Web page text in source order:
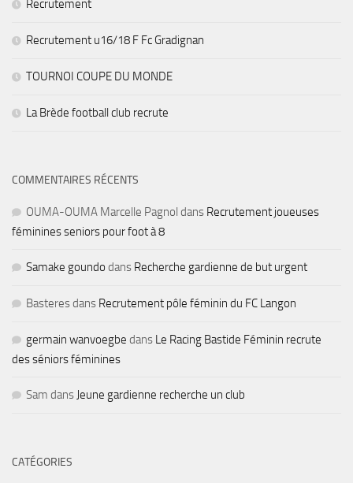
Recrutement
Recrutement u16/18 F Fc Gradignan
TOURNOI COUPE DU MONDE
La Brède football club recrute
COMMENTAIRES RÉCENTS
OUMA-OUMA Marcelle Pagnol dans Recrutement joueuses
féminines seniors pour foot à 8
Samake goundo dans Recherche gardienne de but urgent
Basteresdans Recrutement pôle féminin du FC Langon
germain wanvoegbe dans Le Racing Bastide Féminin recrute
des séniors féminines
Sam dans Jeune gardienne recherche un club
CATÉGORIES